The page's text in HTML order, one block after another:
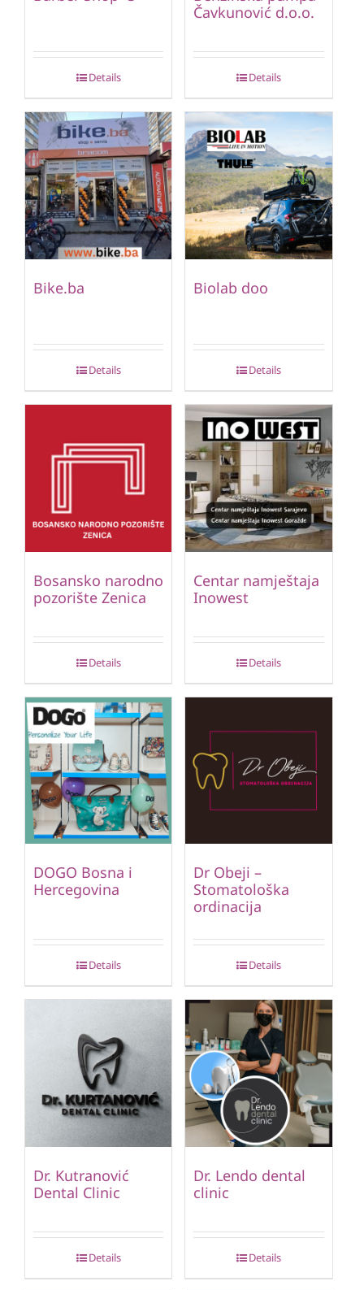
Details
Čavkunović d.o.o.
Details
Bike.ba
Details
Biolab doo
Details
Bosansko narodno
pozorište Zenica
Details
Centar namještaja
Inowest
Details
DOGO Bosna i
Hercegovina
Details
Dr Obeji –
Stomatološka
ordinacija
Details
Dr. Kutranović
Dental Clinic
Details
Dr. Lendo dental
clinic
Details